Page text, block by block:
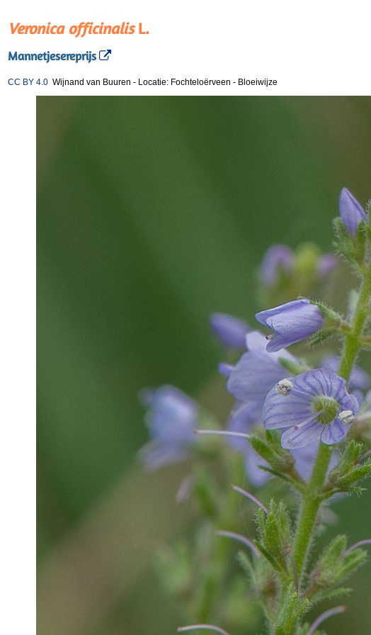
Veronica officinalisL.
Mannetjesereprijs
CC BY 4.0 Wijnand van Buuren - Locatie: Fochteloërveen - Bloeiwijze